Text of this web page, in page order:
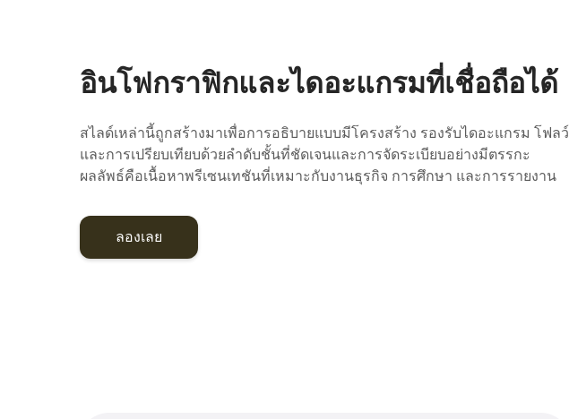
อินโฟกราฟิกและไดอะแกรมที่เชื่อถือได้
สไลด์เหล่านี้ถูกสร้างมาเพื่อการอธิบายแบบมีโครงสร้าง รองรับไดอะแกรม โฟลว์
และการเปรียบเทียบด้วยลำดับชั้นที่ชัดเจนและการจัดระเบียบอย่างมีตรรกะ
ผลลัพธ์คือเนื้อหาพรีเซนเทชันที่เหมาะกับงานธุรกิจ การศึกษา และการรายงาน
ลองเลย